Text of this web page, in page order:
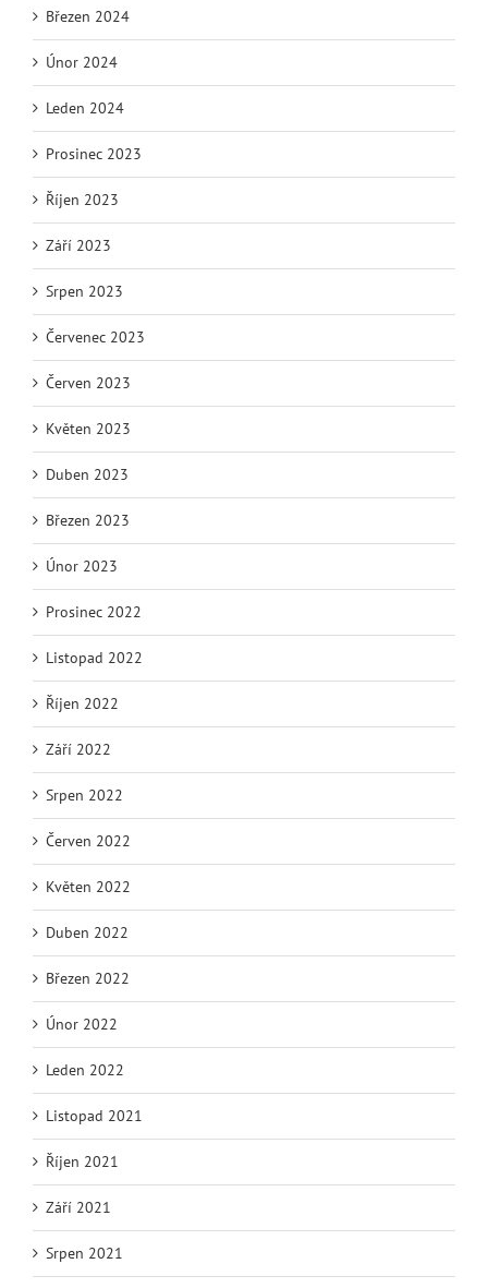
Březen 2024
Únor 2024
Leden 2024
Prosinec 2023
Říjen 2023
Září 2023
Srpen 2023
Červenec 2023
Červen 2023
Květen 2023
Duben 2023
Březen 2023
Únor 2023
Prosinec 2022
Listopad 2022
Říjen 2022
Září 2022
Srpen 2022
Červen 2022
Květen 2022
Duben 2022
Březen 2022
Únor 2022
Leden 2022
Listopad 2021
Říjen 2021
Září 2021
Srpen 2021